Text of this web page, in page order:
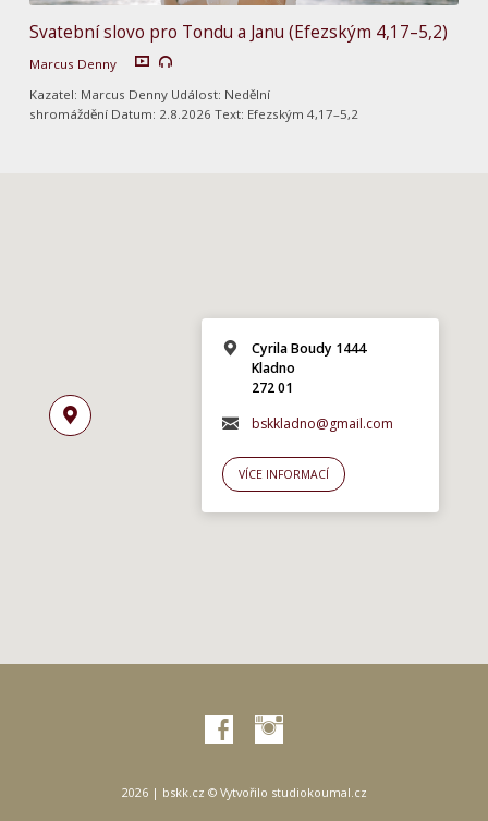
Svatební slovo pro Tondu a Janu (Efezským 4,17–5,2)
Marcus Denny
Kazatel: Marcus Denny Událost: Nedělní
shromáždění Datum: 2.8.2026 Text: Efezským 4,17–5,2
Cyrila Boudy 1444
Kladno
272 01
bskkladno@gmail.com
VÍCE INFORMACÍ
2026 | bskk.cz © Vytvořilo studiokoumal.cz